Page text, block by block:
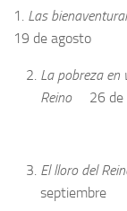
1. Las
19 de agosto
La pobreza en
Reino 26 de
El lloro del
septiembre